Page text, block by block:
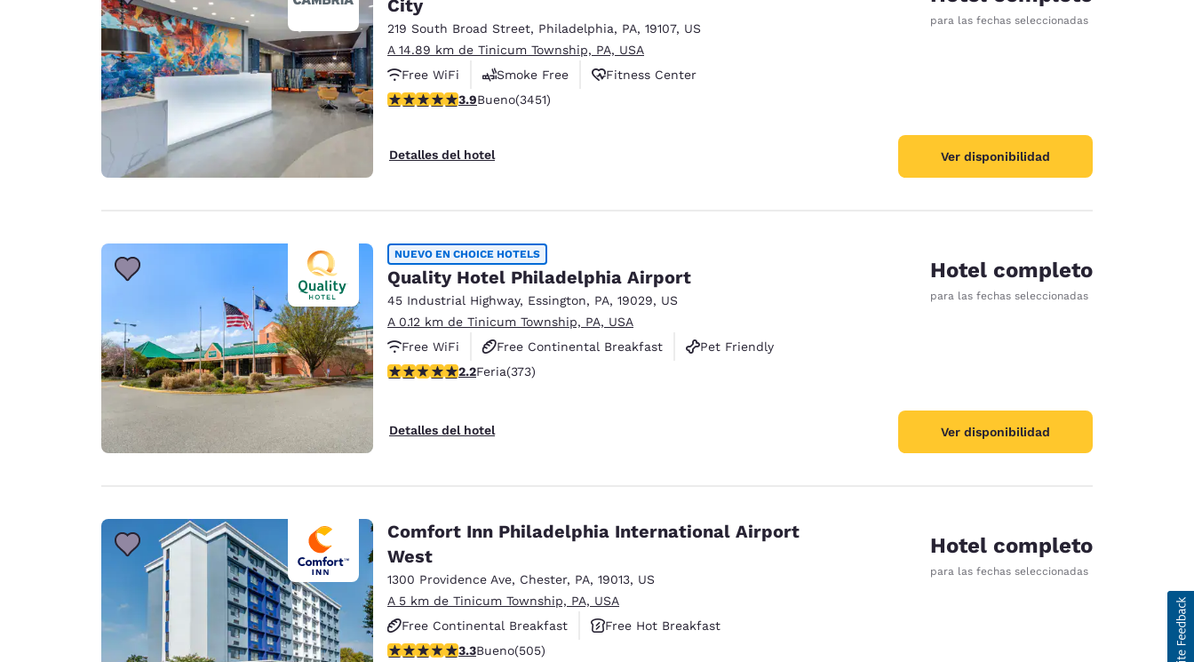
City
219 South Broad Street, Philadelphia, PA, 19107, US
A 14.89 km de Tinicum Township, PA, USA
Free WiFi
Smoke Free
Fitness Center
calificación de 3.89 estrellas. Bueno. 3451 reseñas
3.9Bueno(3451)
Detalles del hotel
para las fechas seleccionadas
Ver disponibilidad
NUEVO EN CHOICE HOTELS
Quality Hotel Philadelphia Airport
45 Industrial Highway, Essington, PA, 19029, US
A 0.12 km de Tinicum Township, PA, USA
Free WiFi
Free Continental Breakfast
Pet Friendly
calificación de 2.2 estrellas. Feria. 373 reseñas
2.2Feria(373)
Detalles del hotel
Hotel completo
para las fechas seleccionadas
Ver disponibilidad
Comfort Inn Philadelphia International Airport
West
1300 Providence Ave, Chester, PA, 19013, US
A 5 km de Tinicum Township, PA, USA
Free Continental Breakfast
Free Hot Breakfast
Pet Friendly
calificación de 3.28 estrellas. Bueno. 505 reseñas
3.3Bueno(505)
Hotel completo
para las fechas seleccionadas